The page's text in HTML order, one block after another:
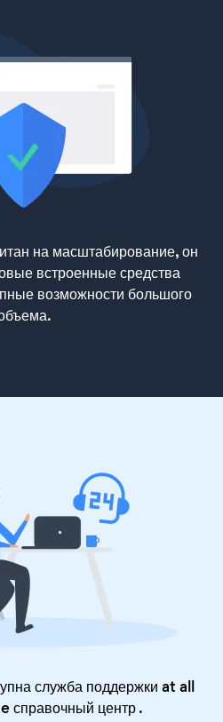
на масштабирование, он
встроенные средства
возможности большого
служба поддержки at all
справочный центр.